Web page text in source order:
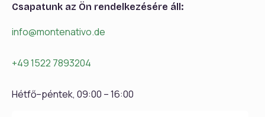
Csapatunk az Ön rendelkezésére áll:
info@montenativo.de
+49 1522 7893204
Hétfő–péntek, 09:00 – 16:00